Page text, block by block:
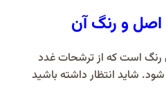
اصل و رنگ آن
رنگ است که از ترشحات غدد
شاید انتظار داشته باشید